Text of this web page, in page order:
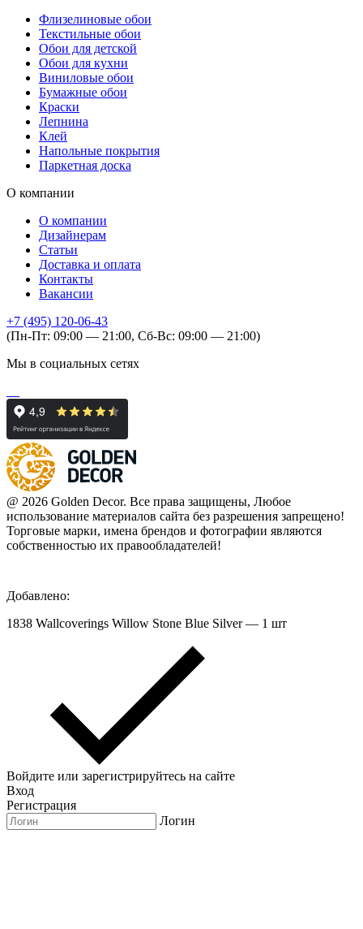
Флизелиновые обои
Текстильные обои
Обои для детской
Обои для кухни
Виниловые обои
Бумажные обои
Краски
Лепнина
Клей
Напольные покрытия
Паркетная доска
О компании
О компании
Дизайнерам
Статьи
Доставка и оплата
Контакты
Вакансии
+7 (495) 120-06-43
(Пн-Пт: 09:00 — 21:00, Сб-Вс: 09:00 — 21:00)
Мы в социальных сетях
@ 2026 Golden Decor. Все права защищены, Любое
использование материалов сайта без разрешения запрещено!
Торговые марки, имена брендов и фотографии являются
собственностью их правообладателей!
Добавлено:
1838 Wallcoverings Willow Stone Blue Silver — 1 шт
Войдите или зарегистрируйтесь на сайте
Вход
Регистрация
Логин